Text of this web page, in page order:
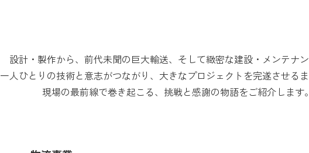
設計・製作から、前代未聞の巨大輸送、そして緻密な建設・メンテナ
一人ひとりの技術と意志がつながり、大きなプロジェクトを完遂させる
現場の最前線で巻き起こる、挑戦と感謝の物語をご紹介します